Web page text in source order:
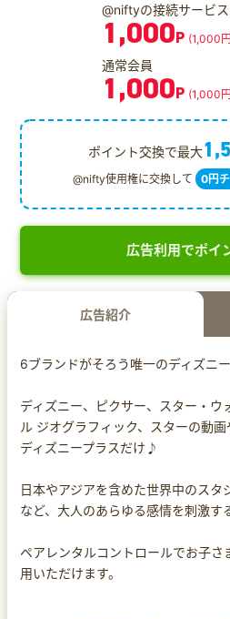
@niftyの接続サービ
1,000P (1,000
通常会員
1,000P (1,000
ポイント交換で最大
@nifty使用権に交換して 0円
広告利用でポイ
広告紹介
6ブランドがそろう唯一のディズニ
ディズニー、ピクサー、スター・ウ
ル ジオグラフィック、スターの動
ディズニープラスだけ♪
日本やアジアを含めた世界中のスタ
など、大人のあらゆる感情を刺激す
ペアレンタルコントロールでお子さ
用いただけます。